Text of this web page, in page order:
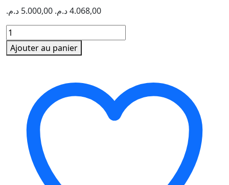
5.000,00 د.م. 4.068,00د.م.
quantité
de
Imprimante
Monochrome
Multifonction
1602w
Ajouter au panier